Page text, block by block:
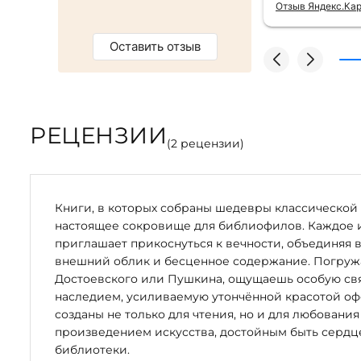
Оставить отзыв
Отзыв
РЕЦЕНЗИИ (2 рецензии)
Книги, в которых собраны шедевры
настоящее сокровище для библиофилов. Каждое
приглашает прикоснуться к вечности, объединяя
внешний облик и бесценное содержание.
Достоевского или Пушкина, ощущаешь особую
наследием, усиливаемую утончённой красотой
созданы не только для чтения, но и для
произведением искусства, достойным быть
библиотеки.